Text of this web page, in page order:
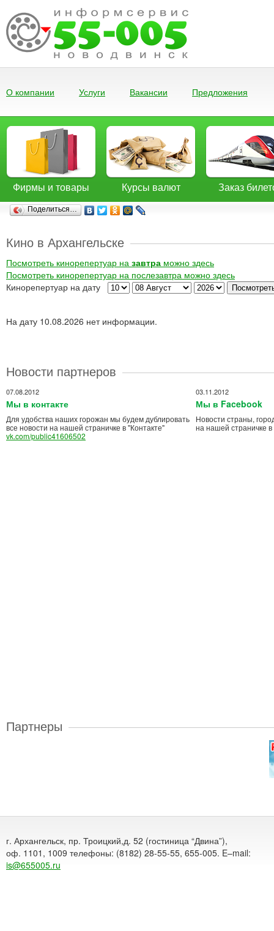
О компании Услуги Вакансии Предложения
Фирмы и товары Курсы валют Заказ
Поделиться…
Кино в Архангельске
Посмотреть кинорепертуар на завтра можно здесь
Посмотреть кинорепертуар на послезавтра можно здесь
Кинорепертуар на дату
На дату 10.08.2026 нет информации.
Новости партнеров
07.08.2012
Мы в контакте
Для удобства наших горожан мы будем дублировать
все новости на нашей страничке в "Контакте"
vk.com/public41606502
03.11.2012
Мы в Facebook
Новости страны,
на нашей страничке в
Партнеры
г. Архангельск, пр. Троицкий,д. 52 (гостиница “Двина”),
оф. 1101, 1009 телефоны: (8182) 28-55-55, 655-005. E–mail:
is@655005.ru